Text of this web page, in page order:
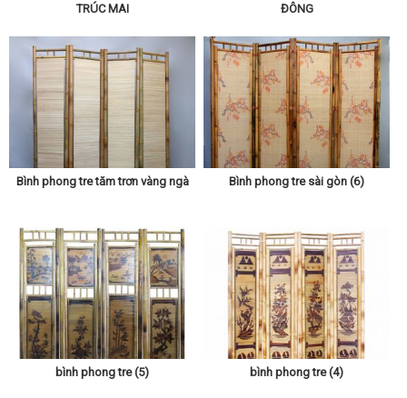
TRÚC MAI
ĐÔNG
Bình phong tre tăm trơn vàng ngà Bình phong tre sài gòn (6)
bình phong tre (5) bình phong tre (4)